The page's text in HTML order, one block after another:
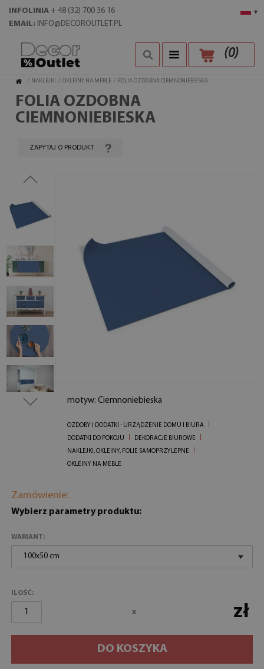
▾
INFOLINIA + 48 (32) 700 36 16
EMAIL: INFO@DECOROUTLET.PL
(0)
/ NAKLEJKI / OKLEINY NA MEBLE / FOLIA OZDOBNA CIEMNONIEBIESKA
FOLIA OZDOBNA
CIEMNONIEBIESKA
ZAPYTAJ O PRODUKT
motyw: Ciemnoniebieska
OZDOBY I DODATKI - URZĄDZENIE DOMU I BIURA
DODATKI DO POKOJU
DEKORACJE BIUROWE
NAKLEJKI, OKLEINY, FOLIE SAMOPRZYLEPNE
OKLEINY NA MEBLE
Zamówienie:
Wybierz parametry produktu:
WARIANT:
100x50 cm
ILOŚĆ:
x zł
DO KOSZYKA